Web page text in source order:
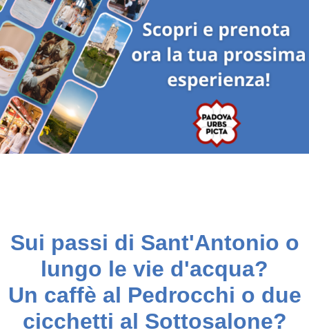
Sui passi di Sant'Antonio o
lungo le vie d'acqua?
Un caffè al Pedrocchi o due
cicchetti al Sottosalone?